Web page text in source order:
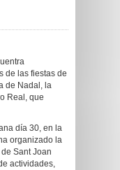
de las fiestas de
de Nadal, la
Real, que
día 30, en la
organizado la
Sant Joan
actividades,